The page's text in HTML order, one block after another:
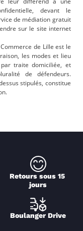
devant le
de médiation gratuit
sur le site internet
de Lille est le
les modes et lieu
traite domiciliée, et
de défendeurs.
stipulés, constitue
Retours sous 15
jours
Boulanger Drive